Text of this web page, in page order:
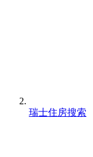
瑞士住房搜索